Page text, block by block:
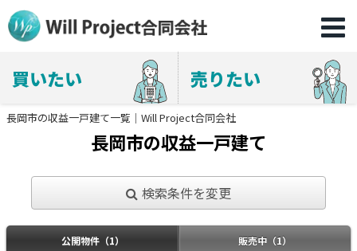
買いたい 売りたい
長岡市の収益一戸建て一覧｜Will Project合同会社
長岡市の収益一戸建て
検索条件を変更
公開物件（1） 販売中（1）